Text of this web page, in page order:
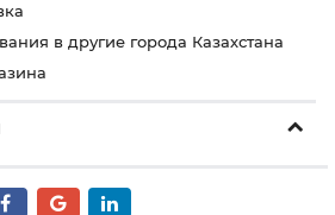
в другие города Казахстана